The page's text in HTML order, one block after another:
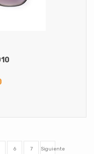
6 7 Siguiente